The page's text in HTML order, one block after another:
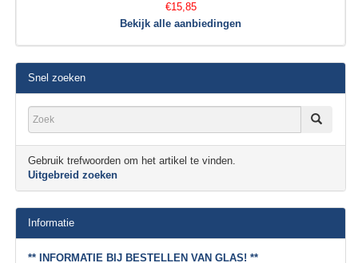
€15,85
Bekijk alle aanbiedingen
Snel zoeken
Gebruik trefwoorden om het artikel te vinden.
Uitgebreid zoeken
Informatie
** INFORMATIE BIJ BESTELLEN VAN GLAS! **